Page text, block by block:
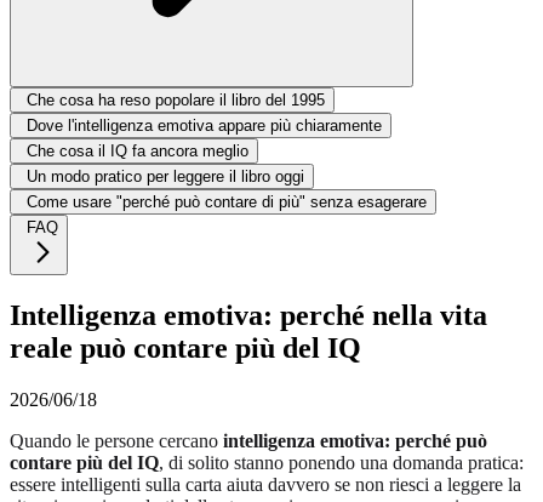
Che cosa ha reso popolare il libro del 1995
Dove l'intelligenza emotiva appare più chiaramente
Che cosa il IQ fa ancora meglio
Un modo pratico per leggere il libro oggi
Come usare "perché può contare di più" senza esagerare
FAQ
Intelligenza emotiva: perché nella vita
reale può contare più del IQ
2026/06/18
Quando le persone cercano intelligenza emotiva: perché può
contare più del IQ, di solito stanno ponendo una domanda pratica:
essere intelligenti sulla carta aiuta davvero se non riesci a leggere la